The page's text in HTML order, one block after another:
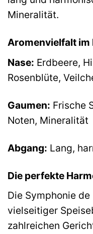
Mineralität.
Aromenvielfalt im
Nase: Erdbeere,
Rosenblüte,
Gaumen: Frische
Noten, Mineralität
Abgang: Lang,
Die perfekte
Die Symphonie
vielseitiger
zahlreichen